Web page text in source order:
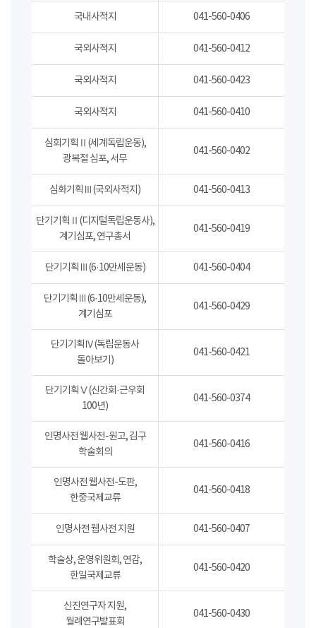
국내사적지 041-560-0406
국외사적지 041-560-0412
국외사적지 041-560-0423
국외사적지 041-560-0410
심회기획Ⅱ(세계독립운동),
광복절 심포, 서무
041-560-0402
심화기획Ⅲ(국외사적지) 041-560-0413
단기기획Ⅱ(디지털독립운동사),
계기심포, 연구총서
041-560-0419
단기기획Ⅲ(6·10만세운동) 041-560-0404
단기기획Ⅲ(6·10만세운동),
계기심포
041-560-0429
단기기획Ⅳ(독립운동사
돌아보기)
041-560-0421
단기기획Ⅴ(신간회·근우회
100년)
041-560-0374
인명사전 웹사전-원고, 김구
학술회의
041-560-0416
인명사전 웹사전-도판,
한중국제교류
041-560-0418
인명사전 웹사전 지원 041-560-0407
학술상, 운영위원회, 연감,
한일국제교류
041-560-0420
신진연구자 지원,
월례연구발표회
041-560-0430